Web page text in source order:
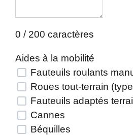
0 / 200 caractères
Aides à la mobilité
Fauteuils roulants
Roues tout-terrain
Fauteuils adaptés
Cannes
Béquilles